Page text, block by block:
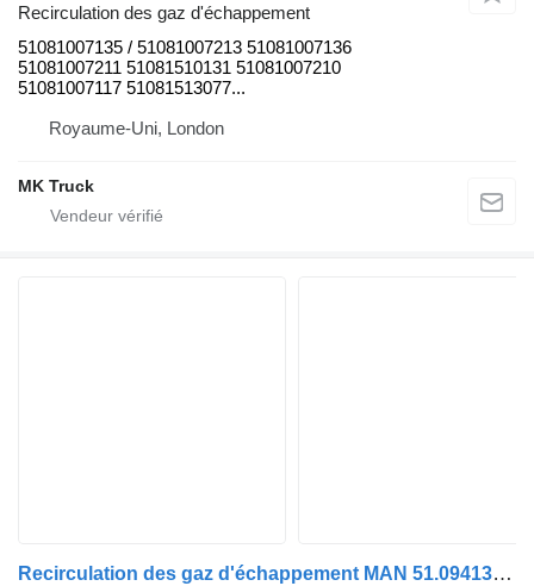
Recirculation des gaz d'échappement
51081007135 / 51081007213 51081007136
51081007211 51081510131 51081007210
51081007117 51081513077...
Royaume-Uni, London
MK Truck
Recirculation des gaz d'échappement MAN 51.09413-7018 pour camion MAN TGL, TGM, TGS, TGX (2005-2021)